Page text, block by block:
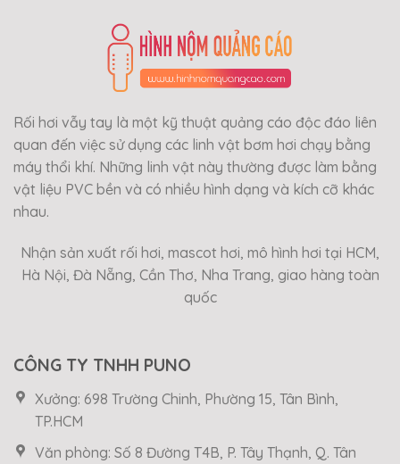
Rối hơi vẫy tay là một kỹ thuật quảng cáo độc đáo liên
quan đến việc sử dụng các linh vật bơm hơi chạy bằng
máy thổi khí. Những linh vật này thường được làm bằng
vật liệu PVC bền và có nhiều hình dạng và kích cỡ khác
nhau.
Nhận sản xuất rối hơi, mascot hơi, mô hình hơi tại HCM,
Hà Nội, Đà Nẵng, Cần Thơ, Nha Trang, giao hàng toàn
quốc
CÔNG TY TNHH PUNO
Xưởng: 698 Trường Chinh, Phường 15, Tân Bình,
TP.HCM
Văn phòng: Số 8 Đường T4B, P. Tây Thạnh, Q. Tân